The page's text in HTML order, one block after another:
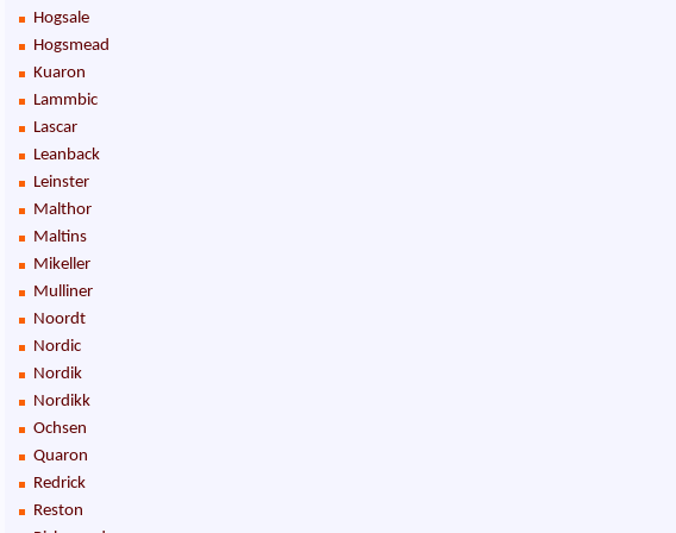
Hogsale
Hogsmead
Kuaron
Lammbic
Lascar
Leanback
Leinster
Malthor
Maltins
Mikeller
Mulliner
Noordt
Nordic
Nordik
Nordikk
Ochsen
Quaron
Redrick
Reston